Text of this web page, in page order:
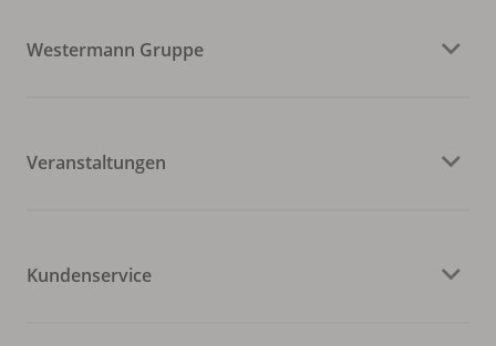
Westermann Gruppe
Veranstaltungen
Kundenservice